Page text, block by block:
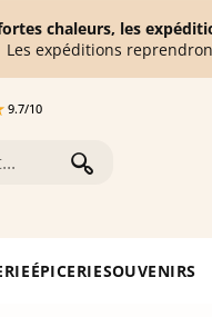
chaleurs, les
Les expéditions
ÉPICERIESOUVENIRS